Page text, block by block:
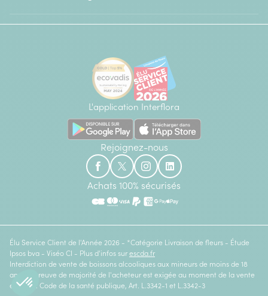
L'application Interflora
Rejoignez-nous
Achats 100% sécurisés
Élu Service Client de l'Année 2026 - *Catégorie Livraison de fleurs - Étude
Ipsos bva - Viséo CI - Plus d'infos sur escda.fr
Interdiction de vente de boissons alcooliques aux mineurs de moins de 18
ans. La preuve de majorité de l'acheteur est exigée au moment de la vente
en ligne. Code de la santé publique, Art. L.3342-1 et L.3342-3